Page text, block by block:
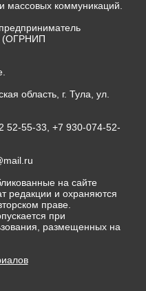
массовых коммуникаций.
(ОГРНИП
область, г. Тула, ул.
52-55-33, +7 930-074-52-
на сайте
редакции и охраняются
праве.
при
размещенных на